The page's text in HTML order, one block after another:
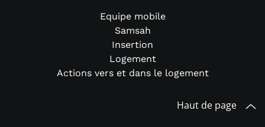
Equipe mobile
Samsah
Insertion
Logement
Actions vers et dans le logement
Haut de page